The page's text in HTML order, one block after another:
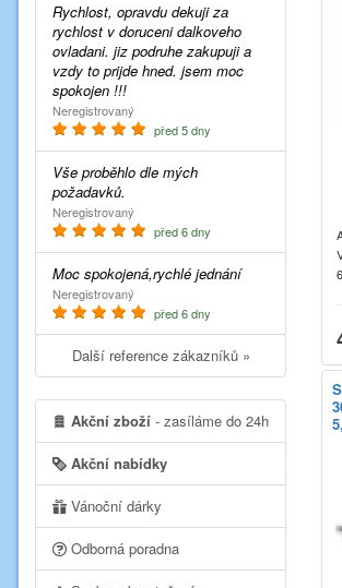
Rychlost, opravdu dekuji za
rychlost v doruceni dalkoveho
ovladani. jiz podruhe zakupuji a
vzdy to prijde hned. jsem moc
spokojen !!!
Neregistrovaný
před 5 dny
Vše proběhlo dle mých
požadavků.
Neregistrovaný
před 6 dny
Moc spokojená,rychlé jednání
Neregistrovaný
před 6 dny
Další reference zákazníků »
Akční zboží - zasíláme do 24h
Akční nabídky
Vánoční dárky
Odborná poradna